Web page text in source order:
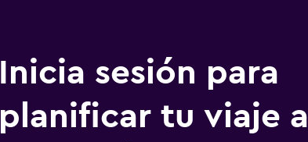
Inicia sesión para
planificar tu viaje a